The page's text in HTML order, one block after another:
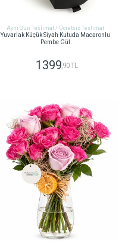
Aynı Gün Teslimat / Ücretsiz Teslimat
Yuvarlak Küçük Siyah Kutuda Macaronlu
Pembe Gül
1399,90 TL